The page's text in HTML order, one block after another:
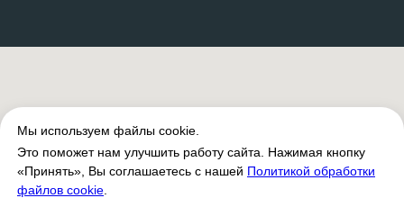
Мы используем файлы cookie.
Это поможет нам улучшить работу сайта. Нажимая кнопку
«Принять», Вы соглашаетесь с нашей Политикой обработки
файлов cookie.